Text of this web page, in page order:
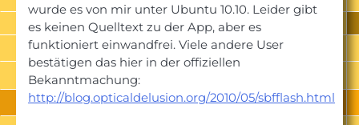
wurde es von mir unter Ubuntu 10.10. Leider gibt
es keinen Quelltext zu der App, aber es
funktioniert einwandfrei. Viele andere User
bestätigen das hier in der offiziellen
Bekanntmachung:
http://blog.opticaldelusion.org/2010/05/sbfflash.html